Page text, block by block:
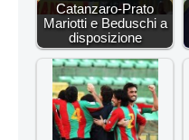
Catanzaro-Prato
Mariotti e Beduschi a
disposizione